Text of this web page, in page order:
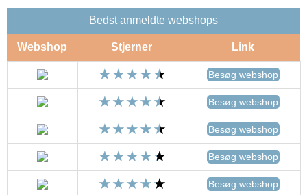
Bedst anmeldte webshops
Webshop Stjerner Link
Besøg webshop
Besøg webshop
Besøg webshop
Besøg webshop
Besøg webshop